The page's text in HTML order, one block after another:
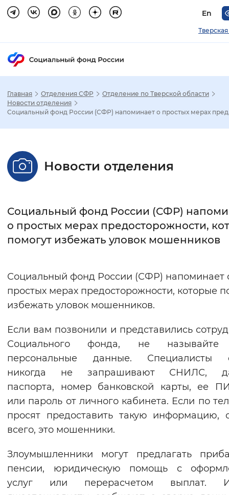
En
Настройка режима отображения
Стандартный Увеличенный
Интервал между буквами
Цвет сайта
Синий фон
Изображения
Включены Выключены
Звуковой ассистент
Воспроизвести
Вернуть стандартные настройки
Главная Отделения СФР
Отделение по Тверской области
Новости отделения
Социальный фонд России (СФР) напоминает о простых мерах
Новости отделения
Социальный фонд России (СФР)
о простых мерах предосторожности,
помогут избежать уловок мошенников
Социальный фонд России (СФР) напоминает
простых мерах предосторожности, которые
избежать уловок мошенников.
Если вам позвонили и представились
Социального фонда, не называйте
персональные данные. Специалисты
никогда не запрашивают СНИЛС,
паспорта, номер банковской карты, ее
или пароль от личного кабинета. Если по
просят предоставить такую информацию,
всего, это мошенники.
Злоумышленники могут предлагать
пенсии, юридическую помощь с
услуг или перерасчетом выплат.